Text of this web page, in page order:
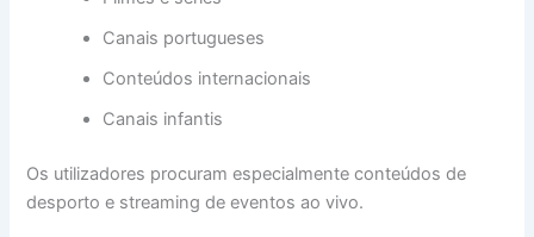
Canais portugueses
Conteúdos internacionais
Canais infantis
Os utilizadores procuram especialmente conteúdos de
desporto e streaming de eventos ao vivo.